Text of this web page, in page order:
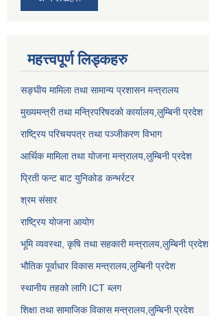
महत्त्वपूर्ण लिड्कहरु
सङ्‍घीय मामिला तथा सामान्य प्रशासन मन्त्रालय
मुख्यमन्त्री तथा मन्त्रिपरिषदको कार्यालय,लुम्बिनी प्रदेश
राष्ट्रिय परिचयपत्र तथा पञ्जीकरण विभाग
आर्थिक मामिला तथा योजना मन्त्रालय,लुम्बिनी प्रदेश
प्रिती फन्ट बाट युनिकोड कन्भर्रटर
श्रम संसार
राष्ट्रिय योजना आयोग
भूमि व्यवस्था, कृषि तथा सहकारी मन्त्रालय,लुम्बिनी प्रदेश
भौतिक पूर्वाधार विकास मन्त्रालय,लुम्बिनी प्रदेश
स्थानीय तहको लागि ICT ब्लग
शिक्षा तथा सामाजिक विकास मन्त्रालय,लुम्बिनी प्रदेश